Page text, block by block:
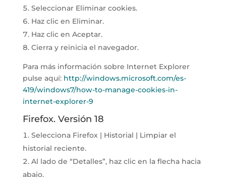
Seleccionar Eliminar cookies.
Haz clic en Eliminar.
Haz clic en Aceptar.
Cierra y reinicia el navegador.
Para más información sobre Internet Explorer
pulse aquí: http://windows.microsoft.com/es-
419/windows7/how-to-manage-cookies-in-
internet-explorer-9
Firefox. Versión 18
Selecciona Firefox | Historial | Limpiar el
historial reciente.
Al lado de “Detalles”, haz clic en la flecha hacia
abajo.